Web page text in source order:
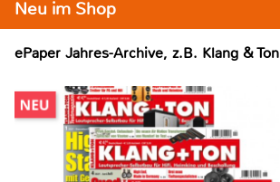
Neu im Shop
ePaper Jahres-Archive, z.B. Klang & Ton